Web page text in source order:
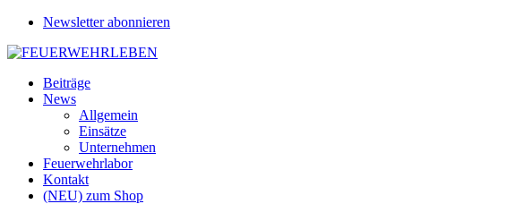
Newsletter abonnieren
Beiträge
News
Allgemein
Einsätze
Unternehmen
Feuerwehrlabor
Kontakt
(NEU) zum Shop